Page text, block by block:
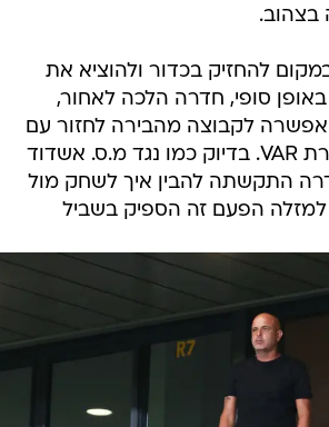
בצהוב.
להחזיק בכדור ולהוציא את
סופי, חדרה הלכה לאחור,
לקבוצה מהבירה לחזור עם
פנדל בנפסל בעזרת VAR. בדיוק כמו נגד מ.ס. אשדוד
התקשתה להבין איך לשחק מול
למזלה הפעם זה הספיק בשביל